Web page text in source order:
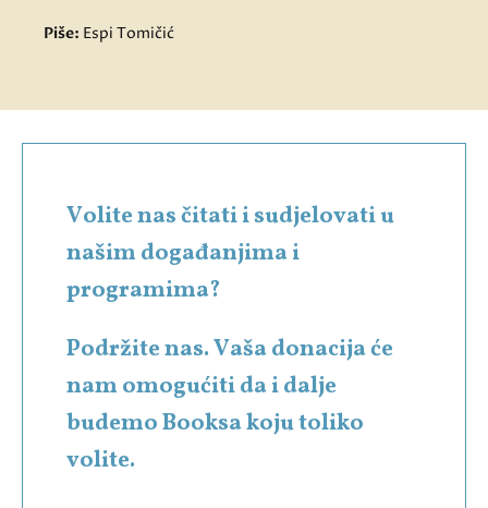
Piše: Espi Tomičić
Volite nas čitati i sudjelovati u
našim događanjima i
programima?
Podržite nas. Vaša donacija će
nam omogućiti da i dalje
budemo Booksa koju toliko
volite.